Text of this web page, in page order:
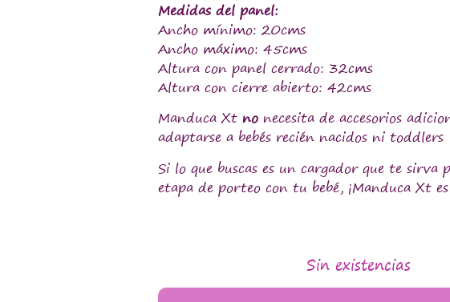
Medidas del panel:
Ancho mínimo: 20cms
Ancho máximo: 45cms
Altura con panel cerrado: 32cms
Altura con cierre abierto: 42cms
Manduca Xtno necesita de accesorios
adaptarse a bebés recién nacidos ni toddlers
Si lo que buscas es un cargador que te sirva
etapa de porteo con tu bebé, ¡Manduca Xt
Sin existencias